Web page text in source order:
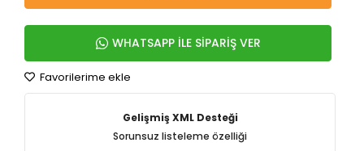
WHATSAPP İLE SİPARİŞ VER
Favorilerime ekle
Gelişmiş XML Desteği
Sorunsuz listeleme özelliği